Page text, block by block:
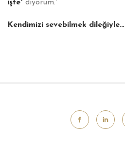
işte` diyorum.`
Kendimizi sevebilmek dileğiyle…